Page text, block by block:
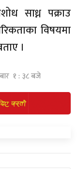
साध्न पक्राउ
विषयमा
।
१ : ३८ बजे